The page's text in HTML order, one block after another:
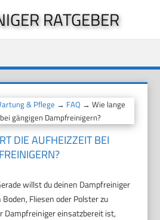
RATGEBER
& Pflege → FAQ → Wie lange
gängigen Dampfreinigern?
DIE AUFHEIZZEIT BEI
willst du deinen Dampfreiniger
Fliesen oder Polster zu
Dampfreiniger einsatzbereit ist,